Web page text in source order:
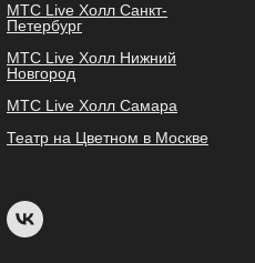
МТС Live Холл Санкт-
Петербург
МТС Live Холл Нижний
Новгород
МТС Live Холл Самара
Театр на Цветном в Москве